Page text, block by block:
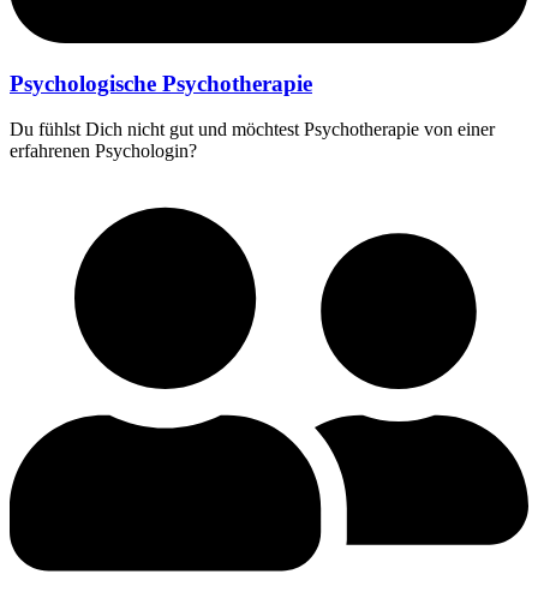
Psychologische Psychotherapie
Du fühlst Dich nicht gut und möchtest Psychotherapie von einer
erfahrenen Psychologin?